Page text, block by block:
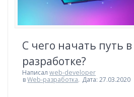
С чего начать путь
разработке?
Написал web-developer
вWeb-разработка. Дата: 27.03.2020